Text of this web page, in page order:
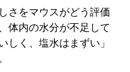
さをマウスがどう評価
体内の水分が不足して
しく、塩水はまずい」